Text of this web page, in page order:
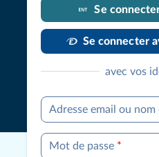
Se
Se connecter
avec vos
Adresse email ou
Mot de passe *